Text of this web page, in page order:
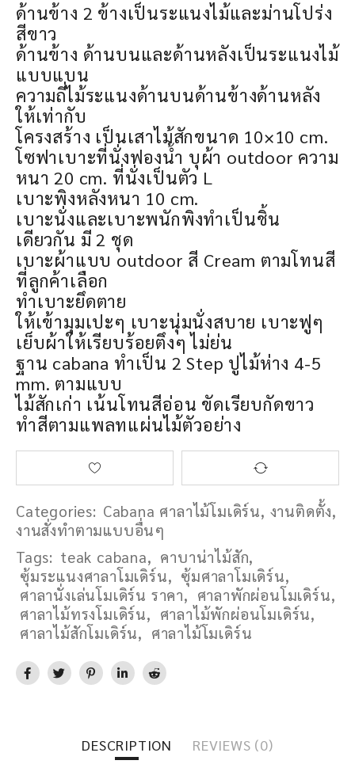
ด้านข้าง 2 ข้างเป็นระแนงไม้และม่านโปร่ง
สีขาว
ด้านข้าง ด้านบนและด้านหลังเป็นระแนงไม้
แบบแบน
ความถี่ไม้ระแนงด้านบนด้านข้างด้านหลัง
ให้เท่ากับ
โครงสร้าง เป็นเสาไม้สักขนาด 10×10 cm.
โซฟาเบาะที่นั่งฟองน้ำ บุผ้า outdoor ความ
หนา 20 cm. ที่นั่งเป็นตัว L
เบาะพิงหลังหนา 10 cm.
เบาะนั่งและเบาะพนักพิงทำเป็นชิ้น
เดียวกัน มี 2 ชุด
เบาะผ้าแบบ outdoor สี Cream ตามโทนสี
ที่ลูกค้าเลือก
ทำเบาะยึดตาย
ให้เข้ามุมเปะๆ เบาะนุ่มนั่งสบาย เบาะฟูๆ
เย็บผ้าให้เรียบร้อยตึงๆ ไม่ย่น
ฐาน cabana ทำเป็น 2 Step ปูไม้ห่าง 4-5
mm. ตามแบบ
ไม้สักเก่า เน้นโทนสีอ่อน ขัดเรียบกัดขาว
ทำสีตามแพลทแผ่นไม้ตัวอย่าง
Categories: Cabana ศาลาไม้โมเดิร์น, งานติดตั้ง,
งานสั่งทำตามแบบอื่นๆ
Tags: teak cabana, คาบาน่าไม้สัก,
ซุ้มระแนงศาลาโมเดิร์น, ซุ้มศาลาโมเดิร์น,
ศาลานั่งเล่นโมเดิร์น ราคา, ศาลาพักผ่อนโมเดิร์น,
ศาลาไม้ทรงโมเดิร์น, ศาลาไม้พักผ่อนโมเดิร์น,
ศาลาไม้สักโมเดิร์น, ศาลาไม้โมเดิร์น
DESCRIPTION REVIEWS (0)